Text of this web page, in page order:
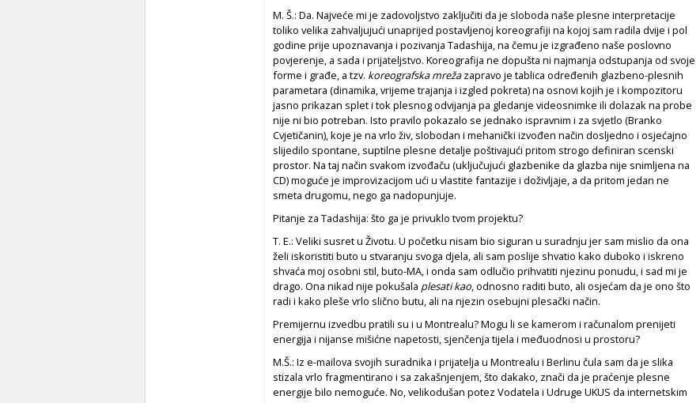
M. Š.: Da. Najveće mi je zadovoljstvo zaključiti da je sloboda naše plesne interpretacije
toliko velika zahvaljujući unaprijed postavljenoj koreografiji na kojoj sam radila dvije i pol
godine prije upoznavanja i pozivanja Tadashija, na čemu je izgrađeno naše poslovno
povjerenje, a sada i prijateljstvo. Koreografija ne dopušta ni najmanja odstupanja od svoje
forme i građe, a tzv. koreografska mrežazapravo je tablica određenih glazbeno-plesnih
parametara (dinamika, vrijeme trajanja i izgled pokreta) na osnovi kojih je i kompozitoru
jasno prikazan splet i tok plesnog odvijanja pa gledanje videosnimke ili dolazak na probe
nije ni bio potreban. Isto pravilo pokazalo se jednako ispravnim i za svjetlo (Branko
Cvjetičanin), koje je na vrlo živ, slobodan i mehanički izvođen način dosljedno i osjećajno
slijedilo spontane, suptilne plesne detalje poštivajući pritom strogo definiran scenski
prostor. Na taj način svakom izvođaču (uključujući glazbenike da glazba nije snimljena na
CD) moguće je improvizacijom ući u vlastite fantazije i doživljaje, a da pritom jedan ne
smeta drugomu, nego ga nadopunjuje.
Pitanje za Tadashija: što ga je privuklo tvom projektu?
T. E.: Veliki susret u Životu. U početku nisam bio siguran u suradnju jer sam mislio da ona
želi iskoristiti buto u stvaranju svoga djela, ali sam poslije shvatio kako duboko i iskreno
shvaća moj osobni stil, buto-MA, i onda sam odlučio prihvatiti njezinu ponudu, i sad mi je
drago. Ona nikad nije pokušala plesati kao , odnosno raditi buto, ali osjećam da je ono što
radi i kako pleše vrlo slično butu, ali na njezin osebujni plesački način.
Premijernu izvedbu pratili su i u Montrealu? Mogu li se kamerom i računalom prenijeti
energija i nijanse mišićne napetosti, sjenčenja tijela i međuodnosi u prostoru?
M.Š.: Iz e-mailova svojih suradnika i prijatelja u Montrealu i Berlinu čula sam da je slika
stizala vrlo fragmentirano i sa zakašnjenjem, što dakako, znači da je praćenje plesne
energije bilo nemoguće. No, velikodušan potez Vodatela i Udruge UKUS da internetskim